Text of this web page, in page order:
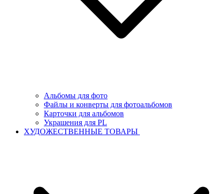
Альбомы для фото
Файлы и конверты для фотоальбомов
Карточки для альбомов
Украшения для PL
ХУДОЖЕСТВЕННЫЕ ТОВАРЫ